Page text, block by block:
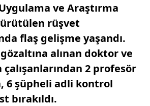
ve Araştırma
rüşvet
flaş gelişme yaşandı.
alınan doktor ve
2 profesör
6 şüpheli adli kontrol
bırakıldı.